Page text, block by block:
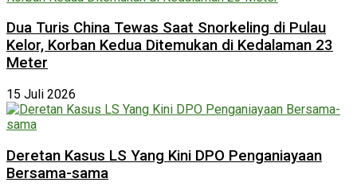
Dua Turis China Tewas Saat Snorkeling di Pulau
Kelor, Korban Kedua Ditemukan di Kedalaman 23
Meter
15 Juli 2026
Deretan Kasus LS Yang Kini DPO Penganiayaan
Bersama-sama